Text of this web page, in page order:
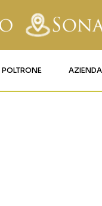
POLTRONE AZIENDA